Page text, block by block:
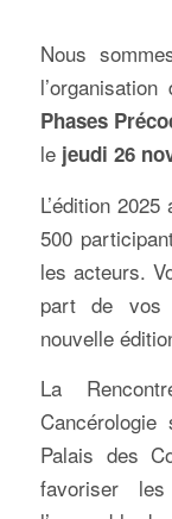
Nous
Phases
lejeudi 26
L’édition
500
les acteurs.
part de vos
nouvelle
La
Palais des
favoriser